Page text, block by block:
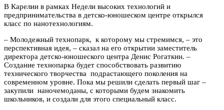
В Карелии в рамках Недели высоких технологий и
предпринимательства в детско-юношеском центре открылся
класс по нанотехнологиям.
– Молодежный технопарк, к которому мы стремимся, – это
перспективная идея, – сказал на его открытии заместитель
директора детско-юношеского центра Денис Рогаткин. –
Создание технопарка будет способствовать развитию
технического творчества подрастающего поколения на
современном уровне. Пока мы решили сделать первый шаг –
закупили наночемоданы, с которыми будем знакомить
школьников, и создали для этого специальный класс.